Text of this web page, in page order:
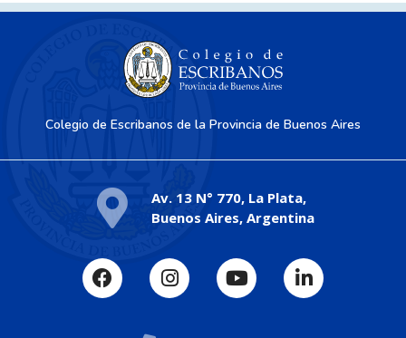
Colegio de Escribanos de la Provincia de Buenos Aires
Av. 13 N° 770, La Plata,
Buenos Aires, Argentina